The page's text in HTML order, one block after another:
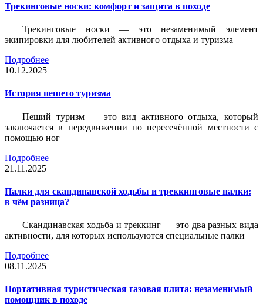
Трекинговые носки: комфорт и защита в походе
Трекинговые носки — это незаменимый элемент
экипировки для любителей активного отдыха и туризма
Подробнее
10.12.2025
История пешего туризма
Пеший туризм — это вид активного отдыха, который
заключается в передвижении по пересечённой местности с
помощью ног
Подробнее
21.11.2025
Палки для скандинавской ходьбы и треккинговые палки:
в чём разница?
Скандинавская ходьба и треккинг — это два разных вида
активности, для которых используются специальные палки
Подробнее
08.11.2025
Портативная туристическая газовая плита: незаменимый
помощник в походе